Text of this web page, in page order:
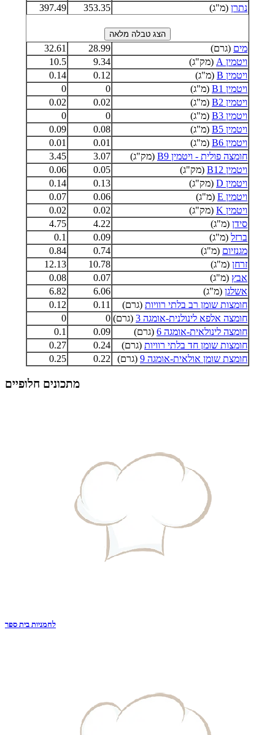
נתרן (מ"ג) 353.35
397.49
מים (גרם) 28.99
32.61
ויטמין A
(מק"ג) 9.34
10.5
ויטמין B
(מ"ג) 0.12
0.14
ויטמין B1
(מ"ג) 0
0
ויטמין B2
(מ"ג) 0.02
0.02
ויטמין B3
(מ"ג) 0
0
ויטמין B5
(מ"ג) 0.08
0.09
ויטמין B6
(מ"ג) 0.01
0.01
חומצה פולית - ויטמין B9
(מק"ג) 3.07
3.45
ויטמין B12
(מק"ג) 0.05
0.06
ויטמין D
(מק"ג) 0.13
0.14
ויטמין E
(מ"ג) 0.06
0.07
ויטמין K
(מק"ג) 0.02
0.02
סידן (מ"ג) 4.22
4.75
ברזל (מ"ג) 0.09
0.1
מגנזיום (מ"ג) 0.74
0.84
זרחן (מ"ג) 10.78
12.13
אבץ (מ"ג) 0.07
0.08
אשלגן (מ"ג) 6.06
6.82
חומצות שומן רב בלתי רוויות (גרם) 0.11
0.12
חומצה אלפא לינולנית-אומגה 3
(גרם) 0
0
חומצה לינולאית-אומגה 6
(גרם) 0.09
0.1
חומצות שומן חד בלתי רוויות (גרם) 0.24
0.27
חומצת שומן אולאית-אומגה 9
(גרם) 0.22
0.25
מתכונים חלופיים
לחמניות בית ספר